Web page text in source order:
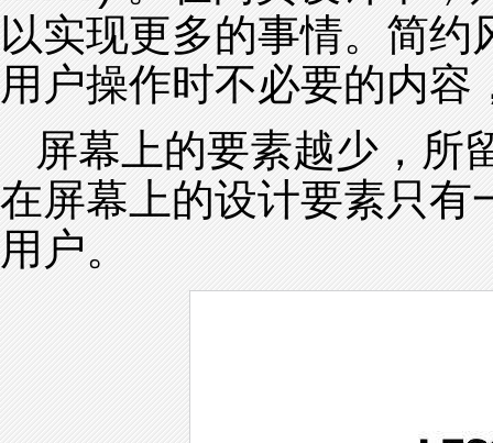
以实现更多的事情。简
用户操作时不必要的内
屏幕上的要素越少，所
在屏幕上的设计要素只有
用户。